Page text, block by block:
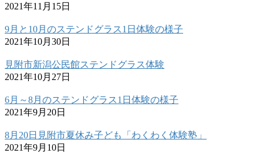
2021年11月15日
9月と10月のステンドグラス1日体験の様子
2021年10月30日
見附市新潟公民館ステンドグラス体験
2021年10月27日
6月～8月のステンドグラス1日体験の様子
2021年9月20日
8月20日見附市夏休み子ども「わくわく体験塾」
2021年9月10日